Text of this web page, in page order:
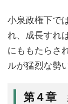
小泉政権下で
れ、成長すれ
にももたらさ
ルが猛烈な勢
第４章